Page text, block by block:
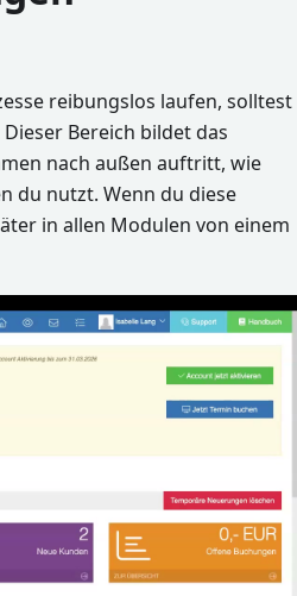
reibungslos laufen, solltest
Dieser Bereich bildet das
nach außen auftritt, wie
du nutzt. Wenn du diese
in allen Modulen von einem